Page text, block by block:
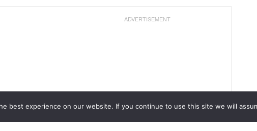
ADVERTISEMENT
best experience on our website. If you continue to use this site we will